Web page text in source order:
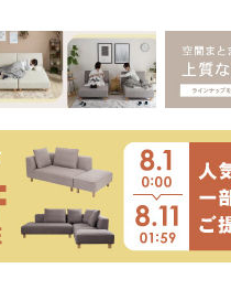
のお部屋
との見分け方
のお手入れ方法
ちコラム
搬入経路につい
キャンセル返
ご注文の流れ